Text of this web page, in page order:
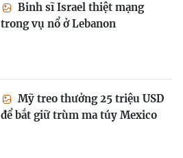
Binh sĩ Israel thiệt mạng
trong vụ nổ ở Lebanon
Mỹ treo thưởng 25 triệu USD
để bắt giữ trùm ma túy Mexico